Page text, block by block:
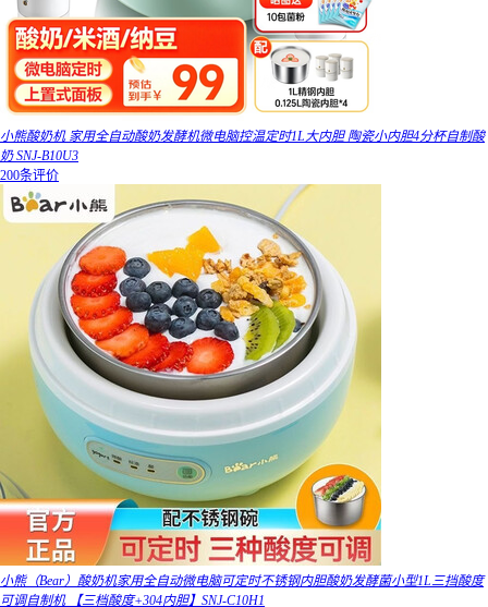
小熊酸奶机 家用全自动酸奶发酵机微电脑控温定时1L大内胆 陶瓷小内胆4分杯自制酸
奶 SNJ-B10U3
200条评价
小熊（Bear）酸奶机家用全自动微电脑可定时不锈钢内胆酸奶发酵菌小型1L三挡酸度
可调自制机 【三档酸度+304内胆】SNJ-C10H1